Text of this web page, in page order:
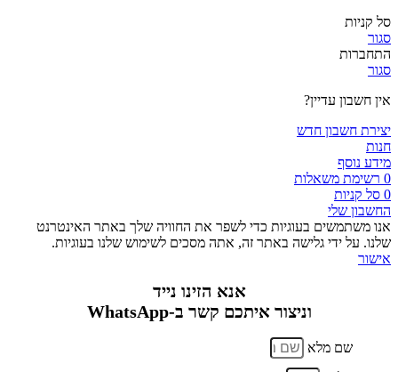
סל קניות
סגור
התחברות
סגור
אין חשבון עדיין?
יצירת חשבון חדש
חנות
מידע נוסף
0 רשימת משאלות
0 סל קניות
החשבון שלי
אנו משתמשים בעוגיות כדי לשפר את החוויה שלך באתר האינטרנט
שלנו. על ידי גלישה באתר זה, אתה מסכים לשימוש שלנו בעוגיות.
אישור
אנא הזינו נייד
וניצור איתכם קשר ב-WhatsApp
שם מלא